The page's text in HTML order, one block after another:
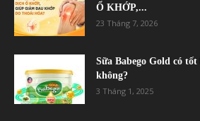
Ổ KHỚP,...
23 Tháng 7, 2026
Sữa Babego Gold có
không?
3 Tháng 1, 2025